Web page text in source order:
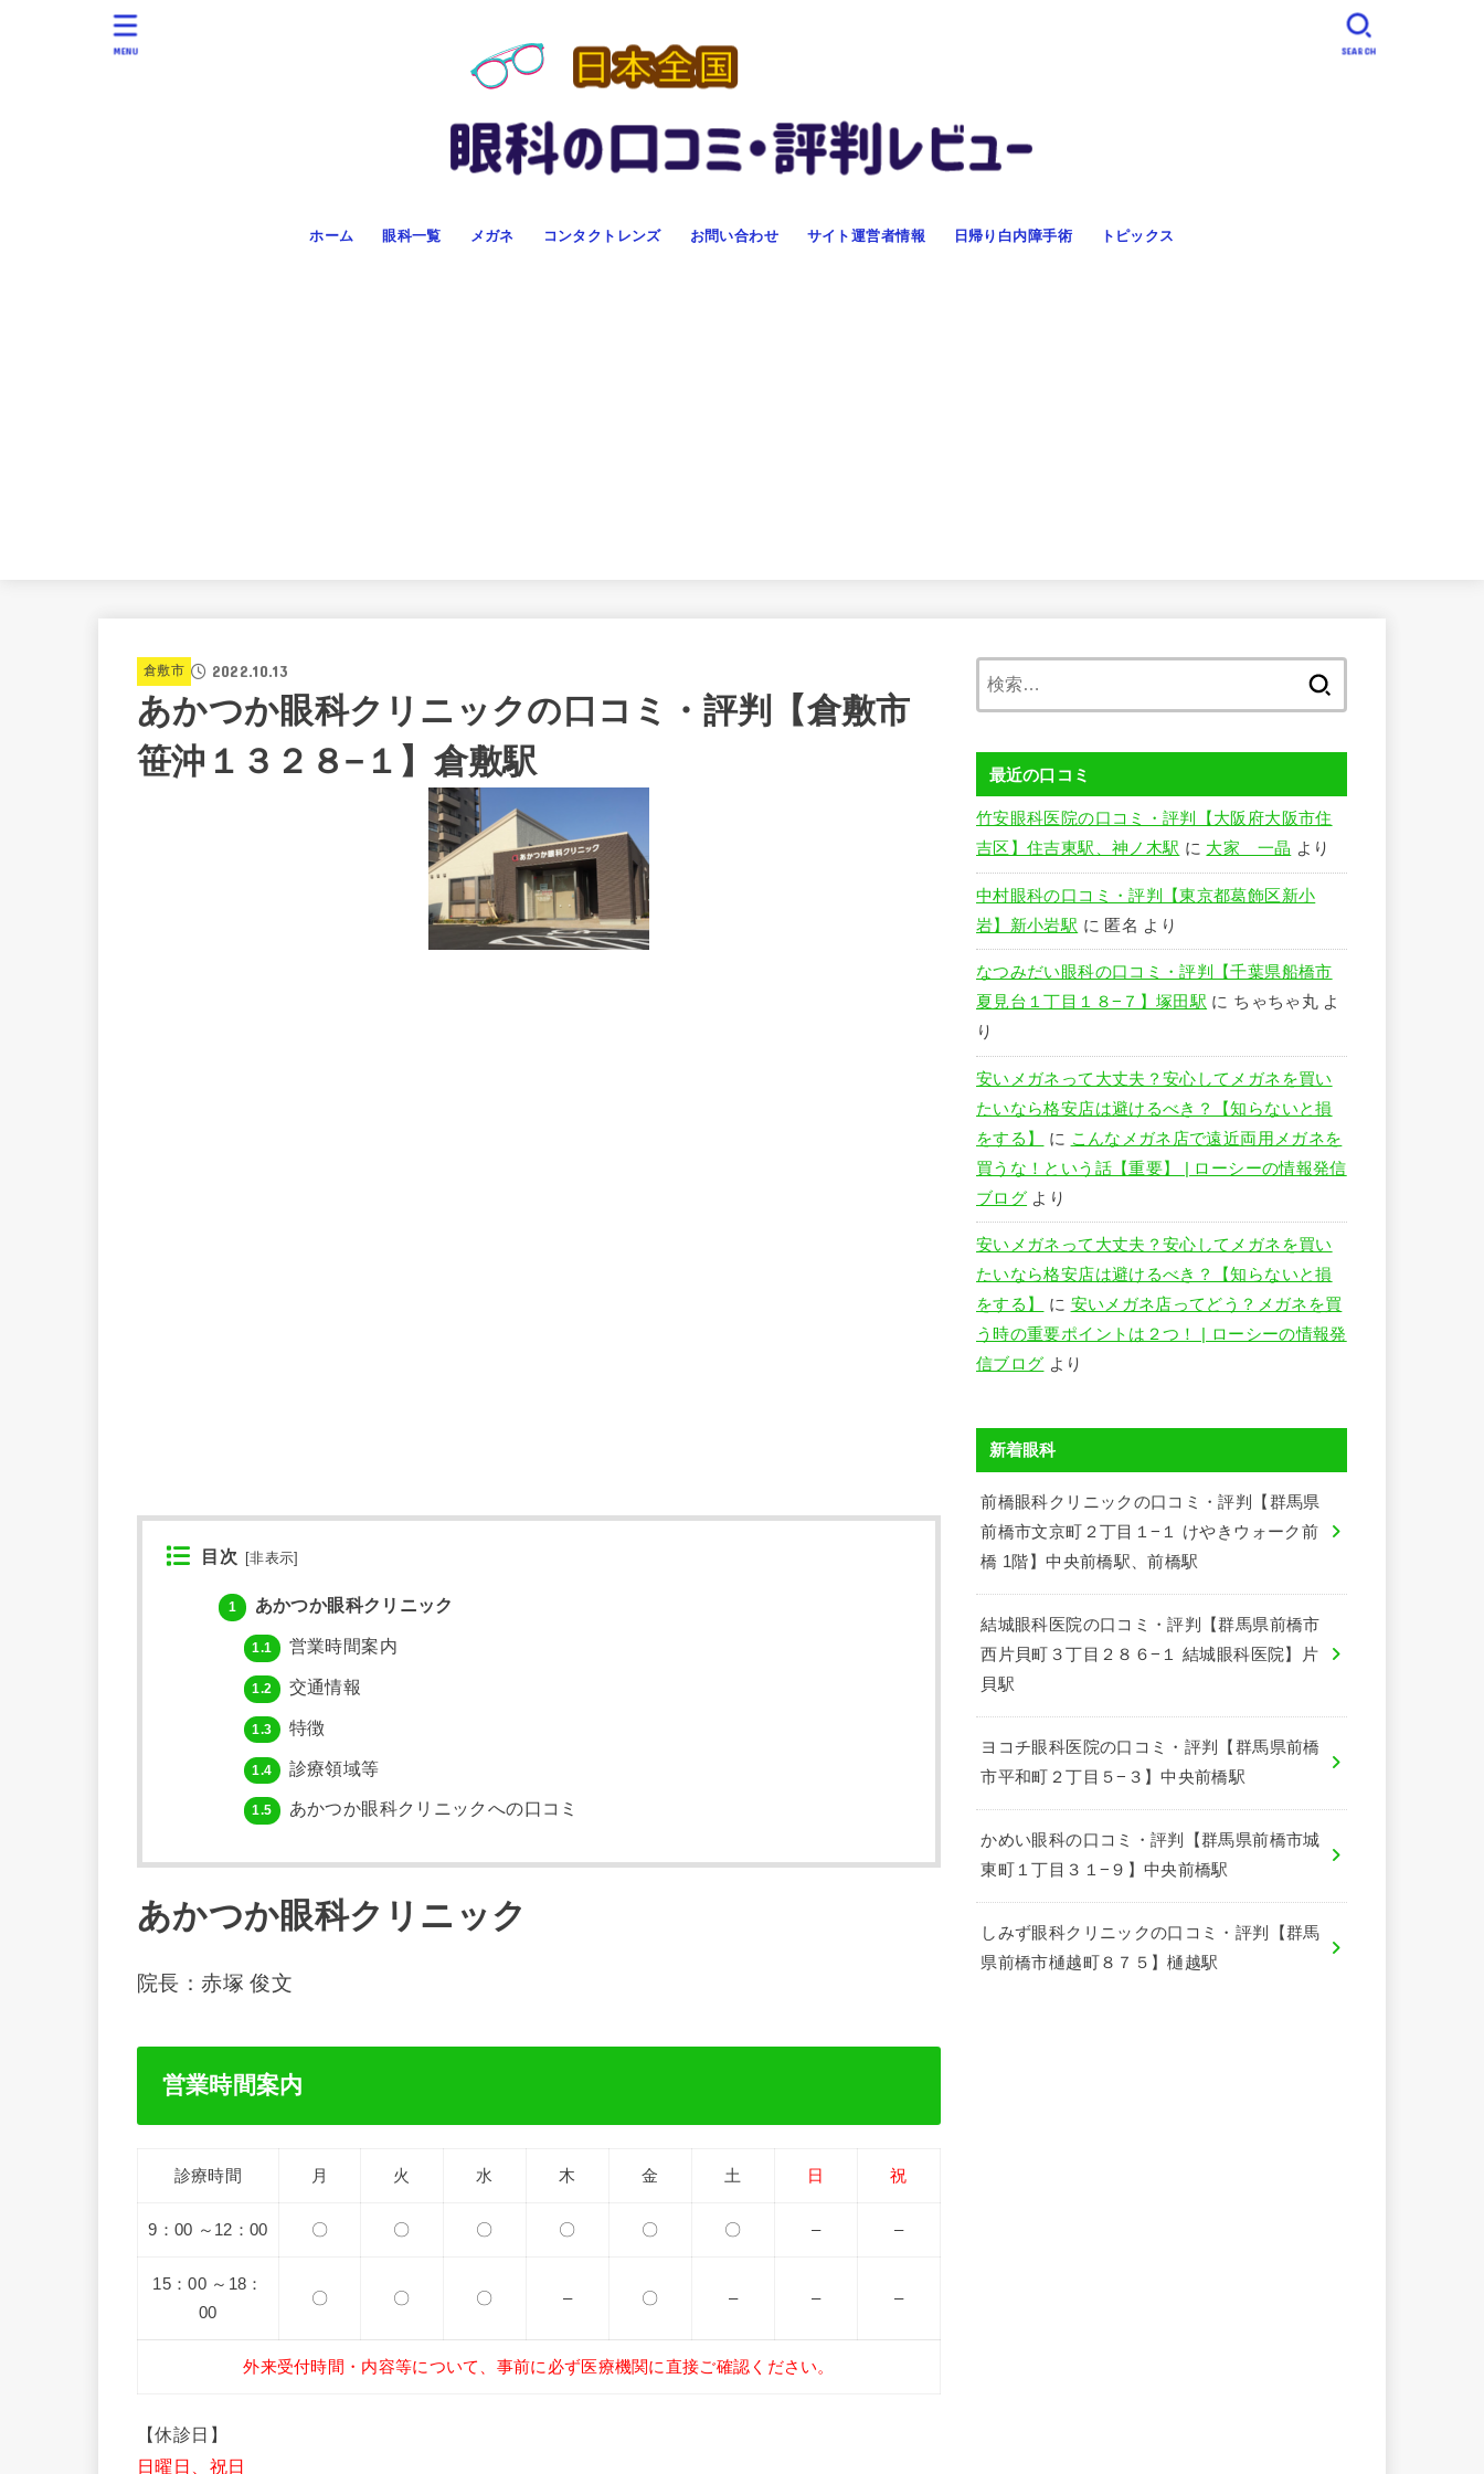
ホーム 眼科一覧 メガネ コンタクトレンズ お問い合わせ サイト運営者情報 日帰り白内障手術 トピックス
SEARCH
MENU
倉敷市 2022.10.13
あかつか眼科クリニックの口コミ・評判【倉敷市
笹沖１３２８−１】倉敷駅
目次 [非表示]
1 あかつか眼科クリニック
1.1 営業時間案内
1.2 交通情報
1.3 特徴
1.4 診療領域等
1.5 あかつか眼科クリニックへの口コミ
あかつか眼科クリニック
院長：赤塚 俊文
営業時間案内
診療時間 月 火 水 木 金 土 日 祝
9：00 ～12：00 〇 〇 〇 〇 〇 〇 – –
15：00 ～18：
00
〇 〇 〇 – 〇 – – –
外来受付時間・内容等について、事前に必ず医療機関に直接ご確認ください。
【休診日】
日曜日、祝日
最近の口コミ
竹安眼科医院の口コミ・評判【大阪府大阪市住
吉区】住吉東駅、神ノ木駅 に 大家 一晶 より
中村眼科の口コミ・評判【東京都葛飾区新小
岩】新小岩駅 に 匿名 より
なつみだい眼科の口コミ・評判【千葉県船橋市
夏見台１丁目１８−７】塚田駅 に ちゃちゃ丸 よ
り
安いメガネって大丈夫？安心してメガネを買い
たいなら格安店は避けるべき？【知らないと損
をする】
に こんなメガネ店で遠近両用メガネを
買うな！という話【重要】 | ローシーの情報発信
ブログ より
安いメガネって大丈夫？安心してメガネを買い
たいなら格安店は避けるべき？【知らないと損
をする】
に 安いメガネ店ってどう？メガネを買
う時の重要ポイントは２つ！ | ローシーの情報発
信ブログ より
新着眼科
前橋眼科クリニックの口コミ・評判【群馬県
前橋市文京町２丁目１−１ けやきウォーク前
橋 1階】中央前橋駅、前橋駅
結城眼科医院の口コミ・評判【群馬県前橋市
西片貝町３丁目２８６−１ 結城眼科医院】片
貝駅
ヨコチ眼科医院の口コミ・評判【群馬県前橋
市平和町２丁目５−３】中央前橋駅
かめい眼科の口コミ・評判【群馬県前橋市城
東町１丁目３１−９】中央前橋駅
しみず眼科クリニックの口コミ・評判【群馬
県前橋市樋越町８７５】樋越駅